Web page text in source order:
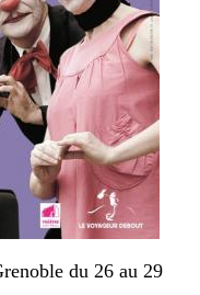
du 26 au 29